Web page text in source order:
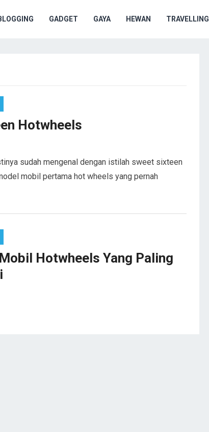
GADGET GAYA HEWAN TRAVELLING
Hotwheels
sudah mengenal dengan istilah sweet sixteen
mobil pertama hot wheels yang pernah
Hotwheels Yang Paling